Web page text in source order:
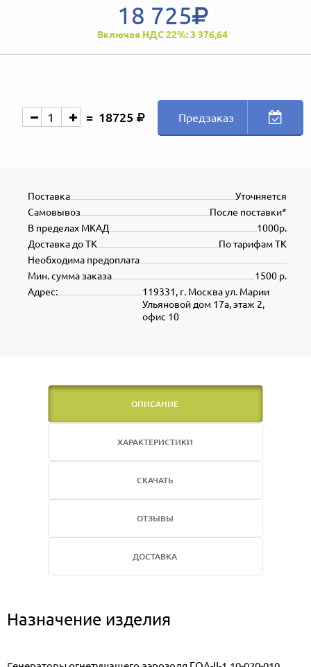
18 725
Включая НДС 22%: 3 376,64
18725 Предзаказ
Уточняется
Поставка
После поставки*
Самовывоз
1000р.
В пределах МКАД
По тарифам ТК
Доставка до ТК
Необходима предоплата
1500 р.
Мин. сумма заказа
119331, г. Москва ул. Марии
Ульяновой дом 17а, этаж 2,
офис 10
Адрес:
ОПИСАНИЕ
ХАРАКТЕРИСТИКИ
СКАЧАТЬ
ОТЗЫВЫ
ДОСТАВКА
Назначение изделия